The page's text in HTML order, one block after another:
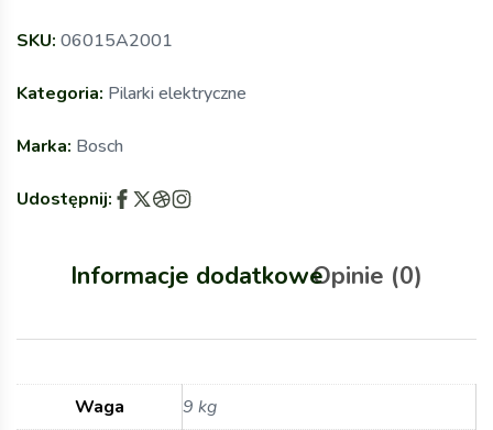
SKU: 06015A2001
Kategoria: Pilarki elektryczne
Marka: Bosch
Udostępnij:
Informacje dodatkoweOpinie (0)
Waga
9 kg